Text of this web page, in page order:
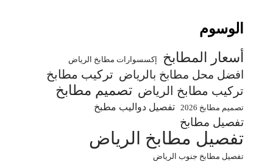
الوسوم
أسعار المطابخ إكسسوارات مطابخ الرياض
افضل محل مطابخ بالرياض تركيب مطابخ
تركيب مطابخ الرياض تصميم مطابخ
تصميم مطابخ 2026 تفصيل دواليب مطبخ
تفصيل مطابخ
تفصيل مطابخ الرياض
تفصيل مطابخ جنوب الرياض